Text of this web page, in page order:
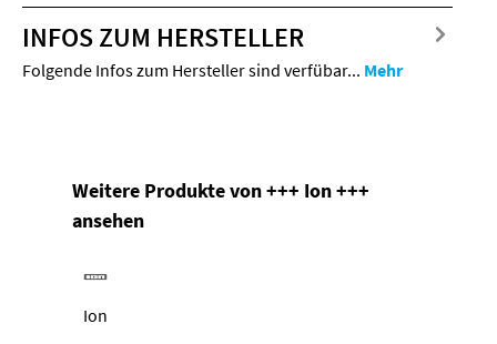
INFOS ZUM HERSTELLER
Folgende Infos zum Hersteller sind verfübar... Mehr
Produktgalerie überspringen
Weitere Produkte von +++ Ion +++
ansehen
Ion